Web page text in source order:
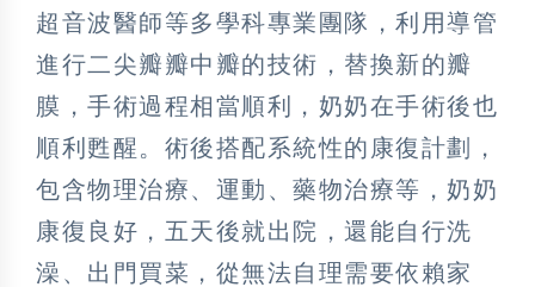
超音波醫師等多學科專業團隊，利用導管
進行二尖瓣瓣中瓣的技術，替換新的瓣
膜，手術過程相當順利，奶奶在手術後也
順利甦醒。術後搭配系統性的康復計劃，
包含物理治療、運動、藥物治療等，奶奶
康復良好，五天後就出院，還能自行洗
澡、出門買菜，從無法自理需要依賴家